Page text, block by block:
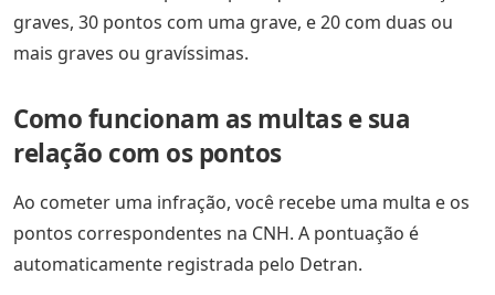
graves, 30 pontos com uma grave, e 20 com duas ou
mais graves ou gravíssimas.
Como funcionam as multas e sua
relação com os pontos
Ao cometer uma infração, você recebe uma multa e os
pontos correspondentes na CNH. A pontuação é
automaticamente registrada pelo Detran.